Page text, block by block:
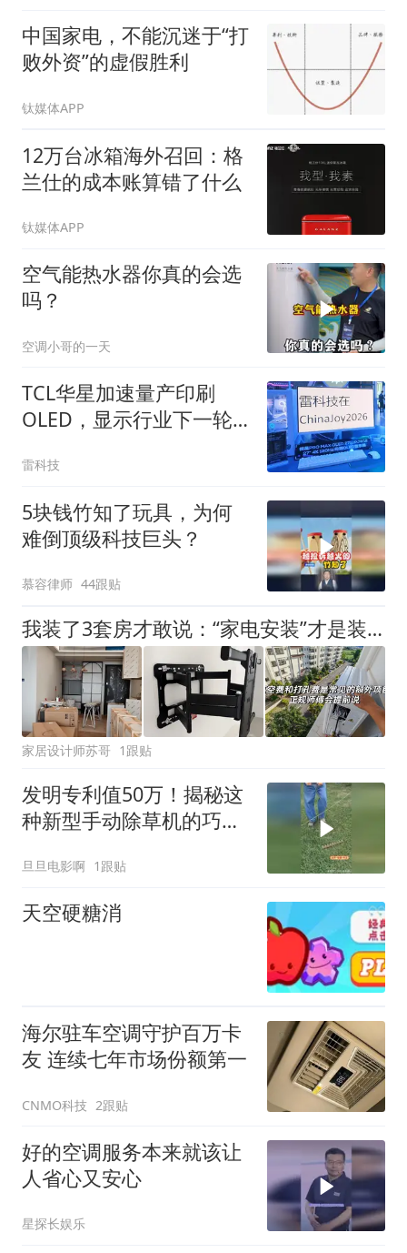
中国家电，不能沉迷于“打
败外资”的虚假胜利
钛媒体APP
12万台冰箱海外召回：格
兰仕的成本账算错了什么
钛媒体APP
空气能热水器你真的会选
吗？
空调小哥的一天
TCL华星加速量产印刷
OLED，显示行业下一轮
雷科技
5块钱竹知了玩具，为何
难倒顶级科技巨头？
慕容律师 44跟贴
我装了3套房才敢说：“家电安装”才是装修最大的坑，没有之一
家居设计师苏哥 1跟贴
发明专利值50万！揭秘这
种新型手动除草机的巧妙
旦旦电影啊 1跟贴
天空硬糖消
海尔驻车空调守护百万卡
友 连续七年市场份额第一
CNMO科技 2跟贴
好的空调服务本来就该让
人省心又安心
星探长娱乐